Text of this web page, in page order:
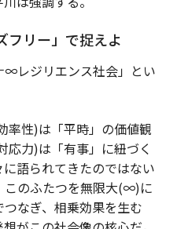
フリー」で捉えよ
∞レジリエンス社会」とい
率性)は「平時」の価値観
応力)は「有事」に紐づく
語られてきたのではない
このふたつを無限大(∞)に
なぎ、相乗効果を生む